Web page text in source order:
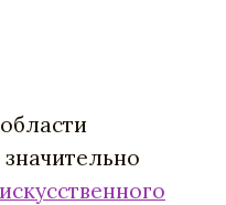
искусственного